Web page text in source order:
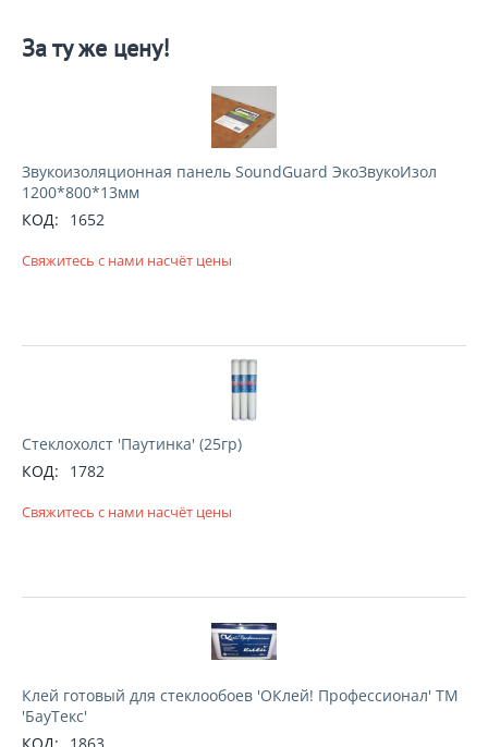
За ту же цену!
Звукоизоляционная панель SoundGuard ЭкоЗвукоИзол
1200*800*13мм
КОД:
1652
Свяжитесь с нами насчёт цены
Стеклохолст 'Паутинка' (25гр)
КОД:
1782
Свяжитесь с нами насчёт цены
Клей готовый для стеклообоев 'ОКлей! Профессионал' ТМ
'БауТекс'